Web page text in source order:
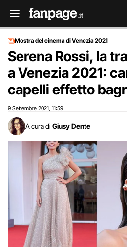
Mostra del cinema di Venezia 2021
Serena Rossi, la
a Venezia 2021:
capelli effetto
9 Settembre 2021 11:59
A cura di Giusy Dente